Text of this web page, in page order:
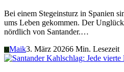
Bei einem Stegeinsturz in Spanien
ums Leben gekommen. Der
nördlich von Santander.…
M Maik3. März 20266 Min. Lesezeit